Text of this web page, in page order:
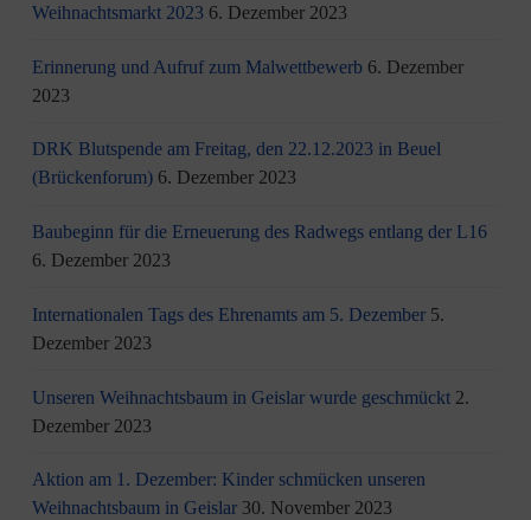
Weihnachtsmarkt 2023 6. Dezember 2023
Erinnerung und Aufruf zum Malwettbewerb 6. Dezember
2023
DRK Blutspende am Freitag, den 22.12.2023 in Beuel
(Brückenforum) 6. Dezember 2023
Baubeginn für die Erneuerung des Radwegs entlang der L16
6. Dezember 2023
Internationalen Tags des Ehrenamts am 5. Dezember 5.
Dezember 2023
Unseren Weihnachtsbaum in Geislar wurde geschmückt 2.
Dezember 2023
Aktion am 1. Dezember: Kinder schmücken unseren
Weihnachtsbaum in Geislar 30. November 2023